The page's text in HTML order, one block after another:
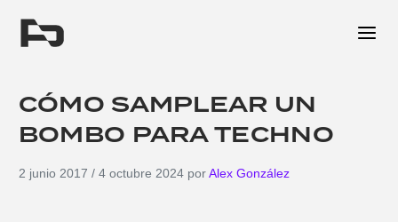
CÓMO SAMPLEAR UN
BOMBO PARA TECHNO
2 junio 2017 / 4 octubre 2024porAlex González